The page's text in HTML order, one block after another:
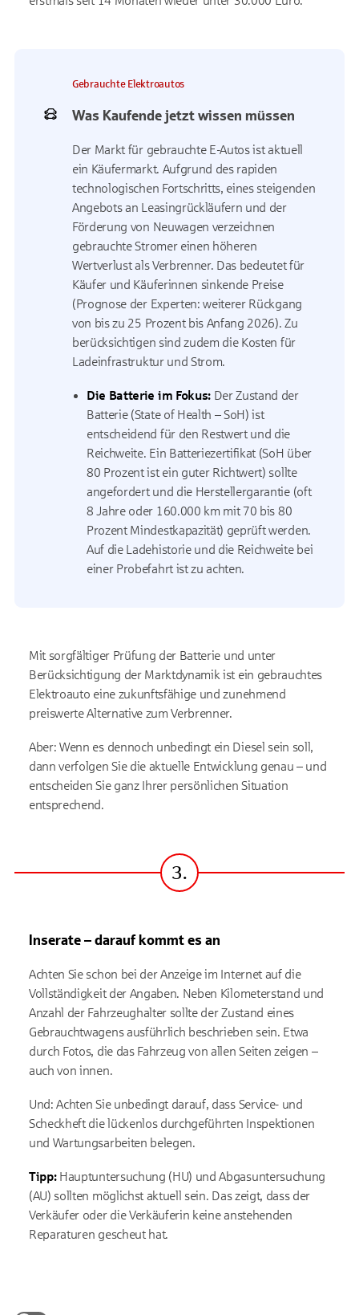
Gebrauchte Elektroautos
Was Kaufende jetzt wissen müssen
Der Markt für gebrauchte E-Autos ist aktuell
ein Käufermarkt. Aufgrund des rapiden
technologischen Fortschritts, eines steigenden
Angebots an Leasingrückläufern und der
Förderung von Neuwagen verzeichnen
gebrauchte Stromer einen höheren
Wertverlust als Verbrenner. Das bedeutet für
Käufer und Käuferinnen sinkende Preise
(Prognose der Experten: weiterer Rückgang
von bis zu 25 Prozent bis Anfang 2026). Zu
berücksichtigen sind zudem die Kosten für
Ladeinfrastruktur und Strom.
Die Batterie im Fokus: Der Zustand der
Batterie(State of Health – SoH) ist
entscheidend für den Restwert und die
Reichweite. Ein Batteriezertifikat (SoH über
80 Prozent ist ein guter Richtwert) sollte
angefordert und die Herstellergarantie (oft
8 Jahre oder 160.000 km mit70 bis 80
Prozent Mindestkapazität) geprüft werden.
Auf die Ladehistorie und die Reichweite bei
einer Probefahrt ist zu achten.
Mit sorgfältiger Prüfung der Batterie und unter
Berücksichtigung der Marktdynamik ist ein gebrauchtes
Elektroauto eine zukunftsfähige und zunehmend
preiswerte Alternative zum Verbrenner.
Aber: Wenn es dennoch unbedingt ein Diesel sein soll,
dann verfolgen Sie die aktuelle Entwicklung genau – und
entscheiden Sie ganz Ihrer persönlichen Situation
entsprechend.
Schritt
3.
Inserate – darauf kommt es an
Achten Sie schon bei der Anzeige im Internet auf die
Vollständigkeit der Angaben. Neben Kilometerstand und
Anzahl der Fahrzeughalter sollte der Zustand eines
Gebrauchtwagens ausführlich beschrieben sein. Etwa
durch Fotos, die das Fahrzeug von allen Seiten zeigen –
auch von innen.
Und: Achten Sie unbedingt darauf, dass Service- und
Scheckheft die lückenlos durchgeführten Inspektionen
und Wartungsarbeiten belegen.
Tipp: Hauptuntersuchung (HU) und Abgasuntersuchung
(AU) sollten möglichst aktuell sein. Das zeigt, dass der
Verkäufer oder die Verkäuferin keine anstehenden
Reparaturen gescheut hat.